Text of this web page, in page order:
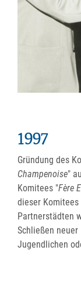
1997
Gründung des
Champenoise"
Komitees "Fère
dieser
Partnerstädten
Schließen
Jugendlichen